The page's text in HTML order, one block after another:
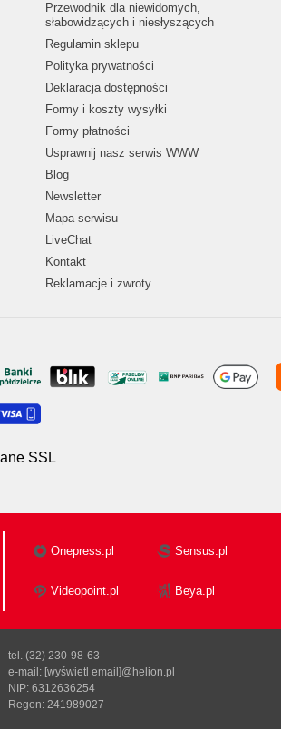
Przewodnik dla niewidomych,
słabowidzących i niesłyszących
Regulamin sklepu
Polityka prywatności
Deklaracja dostępności
Formy i koszty wysyłki
Formy płatności
Usprawnij nasz serwis WWW
Blog
Newsletter
Mapa serwisu
LiveChat
Kontakt
Reklamacje i zwroty
SSL
Onepress.pl Sensus.pl
Videopoint.pl Beya.pl
tel. (32) 230-98-63
e-mail: [wyświetl email]@helion.pl
NIP: 6312636254
Regon: 241989027